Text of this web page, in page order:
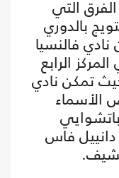
التي
بالدوري
فالنسيا
الرابع
تمكن نادي
الأسماء
دانييل فاس